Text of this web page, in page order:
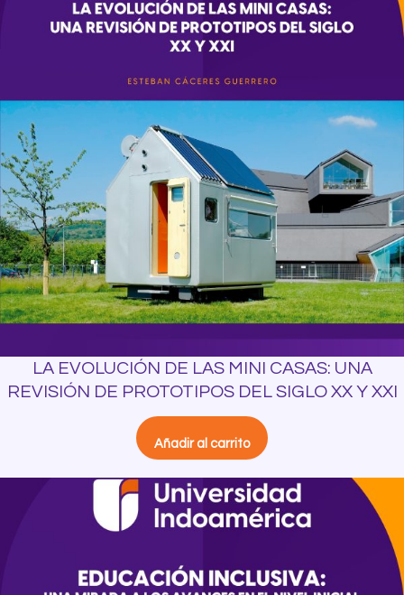
LA EVOLUCIÓN DE LAS MINI CASAS: UNA
REVISIÓN DE PROTOTIPOS DEL SIGLO XX Y XXI
Añadir al carrito